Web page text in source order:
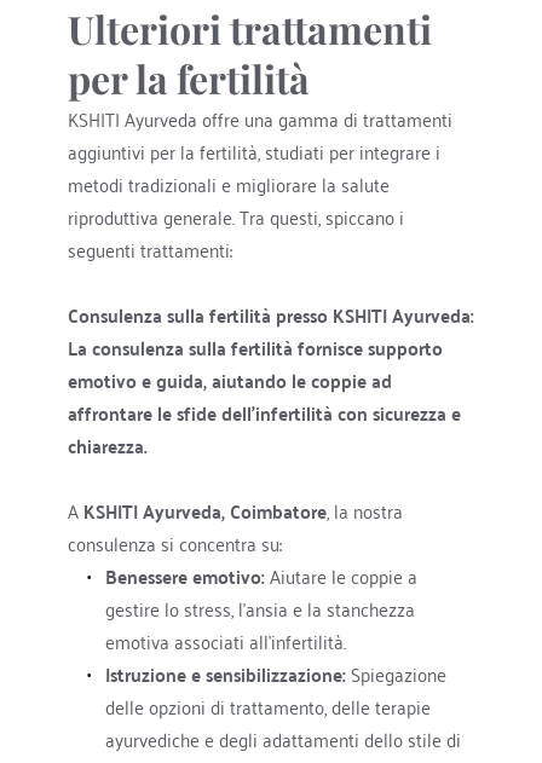
Ulteriori trattamenti
per la fertilità
KSHITI Ayurveda offre una gamma di trattamenti
aggiuntivi per la fertilità, studiati per integrare i
metodi tradizionali e migliorare la salute
riproduttiva generale. Tra questi, spiccano i
seguenti trattamenti:
Consulenza sulla fertilità presso KSHITI Ayurveda:
La consulenza sulla fertilità fornisce supporto
emotivo e guida, aiutando le coppie ad
affrontare le sfide dell'infertilità con sicurezza e
chiarezza.
A KSHITI Ayurveda, Coimbatore, la nostra
consulenza si concentra su:
Benessere emotivo: Aiutare le coppie a
gestire lo stress, l'ansia e la stanchezza
emotiva associati all'infertilità.
Istruzione e sensibilizzazione: Spiegazione
delle opzioni di trattamento, delle terapie
ayurvediche e degli adattamenti dello stile di